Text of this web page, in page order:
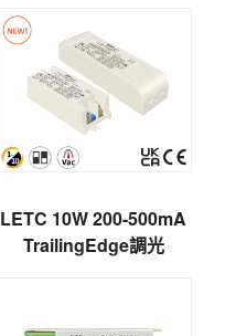
LETC 10W 200-500mA
TrailingEdge調光